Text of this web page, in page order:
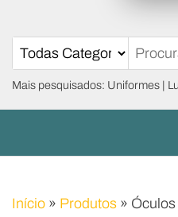
Mais pesquisados: Uniformes |
Início » Produtos »